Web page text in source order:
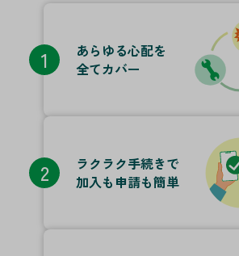
1
あらゆる心配を
全てカバー
2
ラクラク手続きで
加入も申請も簡単